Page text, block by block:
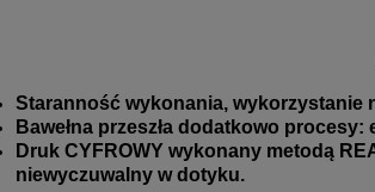
Staranność wykonania, wykorzystanie
Bawełna przeszła dodatkowo
Druk CYFROWY wykonany metodą
niewyczuwalny w dotyku.